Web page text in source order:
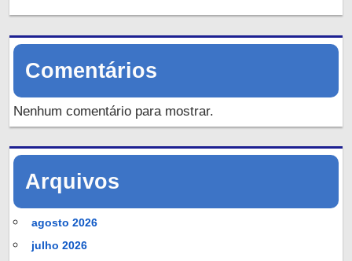
Comentários
Nenhum comentário para mostrar.
Arquivos
agosto 2026
julho 2026